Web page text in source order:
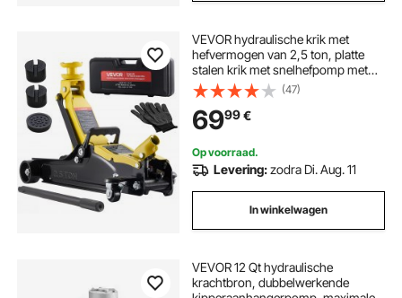
VEVOR hydraulische krik met
hefvermogen van 2,5 ton, platte
stalen krik met snelhefpomp met
één zuiger en SUV-adapters,
autokrik voor sedans, hefbereik van
85–320 mm, krik voor raceauto's
(47)
6999€
Op voorraad.
Levering:zodra Di. Aug. 11
In winkelwagen
VEVOR 12 Qt hydraulische
krachtbron, dubbelwerkende